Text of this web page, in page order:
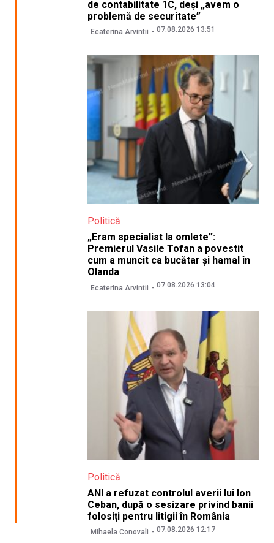
de contabilitate 1C, deși „avem o
problemă de securitate”
Ecaterina Arvintii 07.08.2026 13:51
Politică
„Eram specialist la omlete”:
Premierul Vasile Tofan a povestit
cum a muncit ca bucătar și hamal în
Olanda
Ecaterina Arvintii 07.08.2026 13:04
Politică
ANI a refuzat controlul averii lui Ion
Ceban, după o sesizare privind banii
folosiți pentru litigii în România
Mihaela Conovali 07.08.2026 12:17